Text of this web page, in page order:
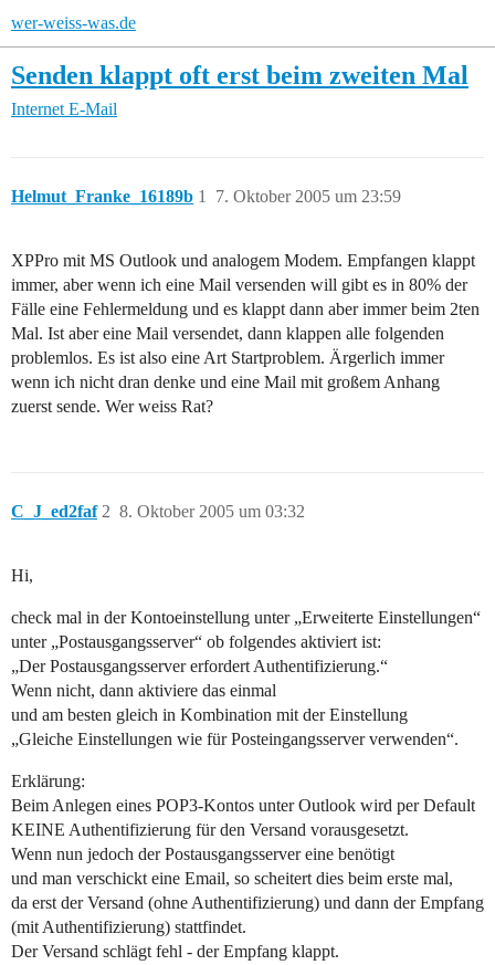
wer-weiss-was.de
Senden klappt oft erst beim zweiten Mal
Internet E-Mail
Helmut_Franke_16189b 7. Oktober 2005 um 23:59
1
XPPro mit MS Outlook und analogem Modem. Empfangen klappt
immer, aber wenn ich eine Mail versenden will gibt es in 80% der
Fälle eine Fehlermeldung und es klappt dann aber immer beim 2ten
Mal. Ist aber eine Mail versendet, dann klappen alle folgenden
problemlos. Es ist also eine Art Startproblem. Ärgerlich immer
wenn ich nicht dran denke und eine Mail mit großem Anhang
zuerst sende. Wer weiss Rat?
C_J_ed2faf 8. Oktober 2005 um 03:32
2
Hi,
check mal in der Kontoeinstellung unter „Erweiterte Einstellungen“
unter „Postausgangsserver“ ob folgendes aktiviert ist:
„Der Postausgangsserver erfordert Authentifizierung.“
Wenn nicht, dann aktiviere das einmal
und am besten gleich in Kombination mit der Einstellung
„Gleiche Einstellungen wie für Posteingangsserver verwenden“.
Erklärung:
Beim Anlegen eines POP3-Kontos unter Outlook wird per Default
KEINE Authentifizierung für den Versand vorausgesetzt.
Wenn nun jedoch der Postausgangsserver eine benötigt
und man verschickt eine Email, so scheitert dies beim erste mal,
da erst der Versand (ohne Authentifizierung) und dann der Empfang
(mit Authentifizierung) stattfindet.
Der Versand schlägt fehl - der Empfang klappt.